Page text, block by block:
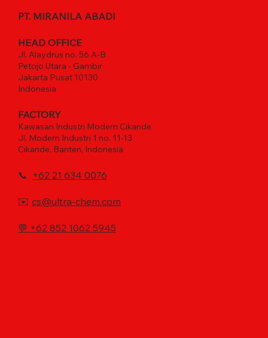
PT. MIRANILA ABADI
HEAD OFFICE
Jl. Alaydrus no. 56 A-B
Petojo Utara - Gambir
Jakarta Pusat 10130
Indonesia
FACTORY
Kawasan Industri Modern Cikande
Jl. Modern Industri 1 no. 11-13
Cikande, Banten, Indonesia
📞 +62 21 634 0076
✉️ cs@ultra-chem.com
💬 +62 852 1062 5945